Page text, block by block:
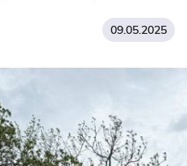
09.05.2025